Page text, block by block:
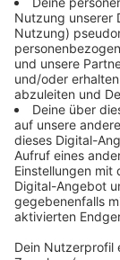
Jahren
Planung ist
Soccerfeld ist
den
Kunst- und
WeitereInfos.
Anzeige
©RADIO
RADIO